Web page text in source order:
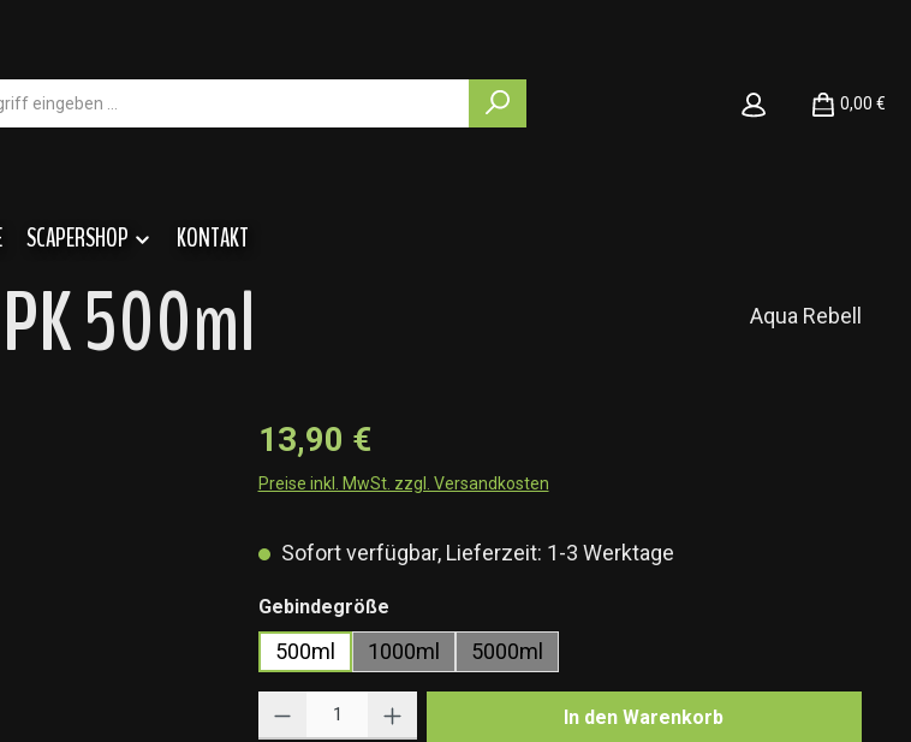
0,00 €
SCAPERSHOP KONTAKT
500ml Aqua Rebell
13,90 €
Preise inkl. MwSt. zzgl. Versandkosten
Sofort verfügbar, Lieferzeit: 1-3 Werktage
Gebindegrößeauswählen
500ml 1000ml 5000ml
In den Warenkorb